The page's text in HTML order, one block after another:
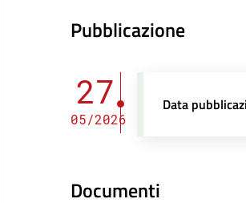
Pubblicazione
27
05/2026
Data
Documenti